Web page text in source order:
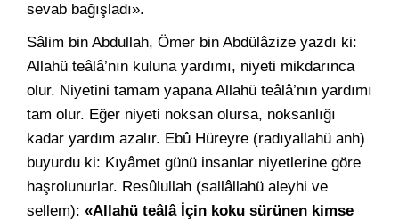
sevab bağışladı».
Sâlim bin Abdullah, Ömer bin Abdülâzize yazdı ki:
Allahü teâlâ’nın kuluna yardımı, niyeti mikdarınca
olur. Niyetini tamam yapana Allahü teâlâ’nın yardımı
tam olur. Eğer niyeti noksan olursa, noksanlığı
kadar yardım azalır. Ebû Hüreyre (radıyallahü anh)
buyurdu ki: Kıyâmet günü insanlar niyetlerine göre
haşrolunurlar. Resûlullah (sallâllahü aleyhi ve
sellem): «Allahü teâlâ İçin koku sürünen kimse